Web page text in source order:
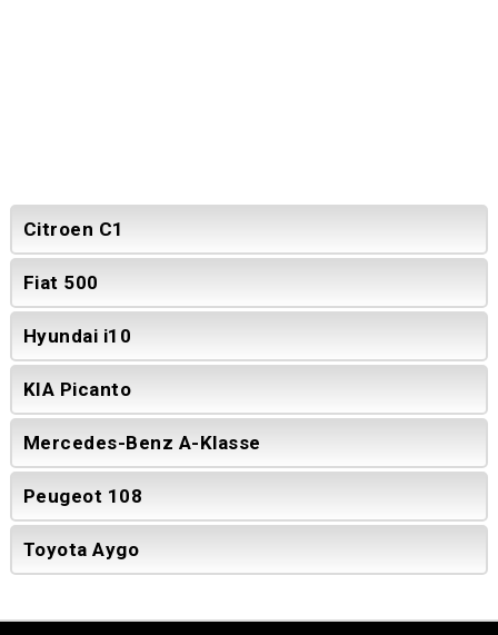
Citroen C1
Fiat 500
Hyundai i10
KIA Picanto
Mercedes-Benz A-Klasse
Peugeot 108
Toyota Aygo